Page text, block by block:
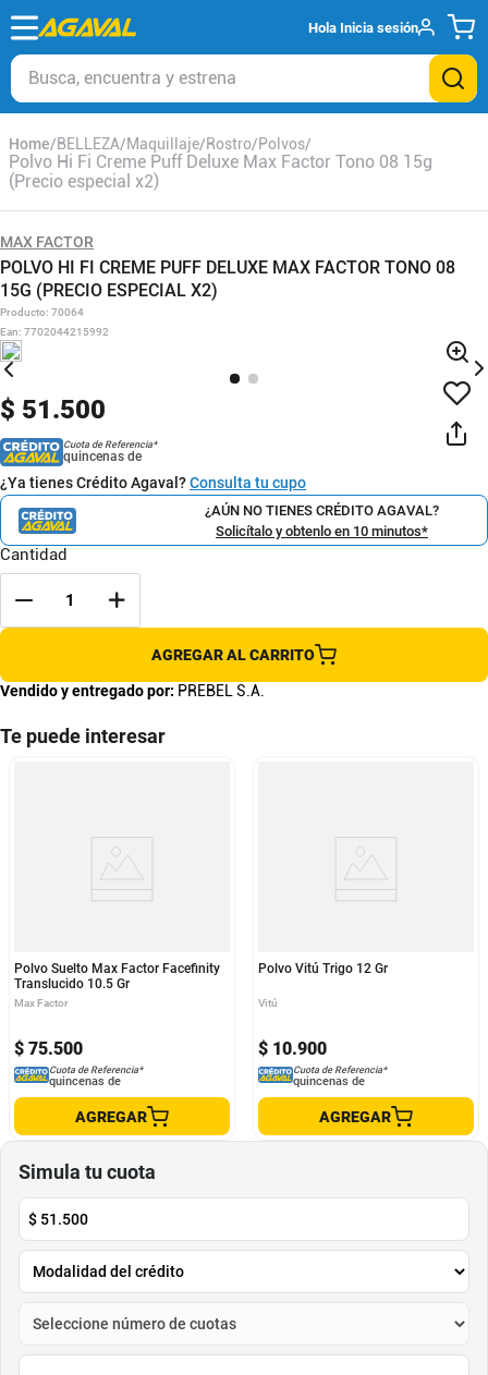
Hola Inicia sesión
Busca, encuentra y estrena
BELLEZA Maquillaje Rostro Polvos
Polvo Hi Fi Creme Puff Deluxe Max Factor Tono 08 15g
(Precio especial x2)
MAX FACTOR
POLVO HI FI CREME PUFF DELUXE MAX FACTOR TONO 08
15G (PRECIO ESPECIAL X2)
Producto: 70064
Ean: 7702044215992
$ 51.500
Cuota de Referencia*
quincenas de
¿Ya tienes Crédito Agaval?Consulta tu cupo
¿AÚN NO TIENES CRÉDITO AGAVAL?
Solicítalo y obtenlo en 10 minutos*
Cantidad
AGREGAR AL CARRITO
Vendido y entregado por: PREBEL S.A.
Te puede interesar
Polvo Suelto Max Factor Facefinity
Translucido 10.5 Gr
Max Factor
$ 75.500
Cuota de Referencia*
quincenas de
AGREGAR
Polvo Vitú Trigo 12 Gr
Vitú
$ 10.900
Cuota de Referencia*
quincenas de
AGREGAR
Simula tu cuota
$ 51.500